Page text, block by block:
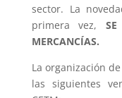
sector. La
primera vez,
MERCANCÍAS.
La organización de
las siguientes